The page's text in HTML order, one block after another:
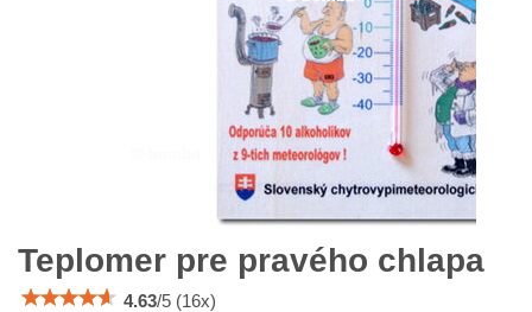
Teplomer pre pravého chlapa
4.63/5 (16x)